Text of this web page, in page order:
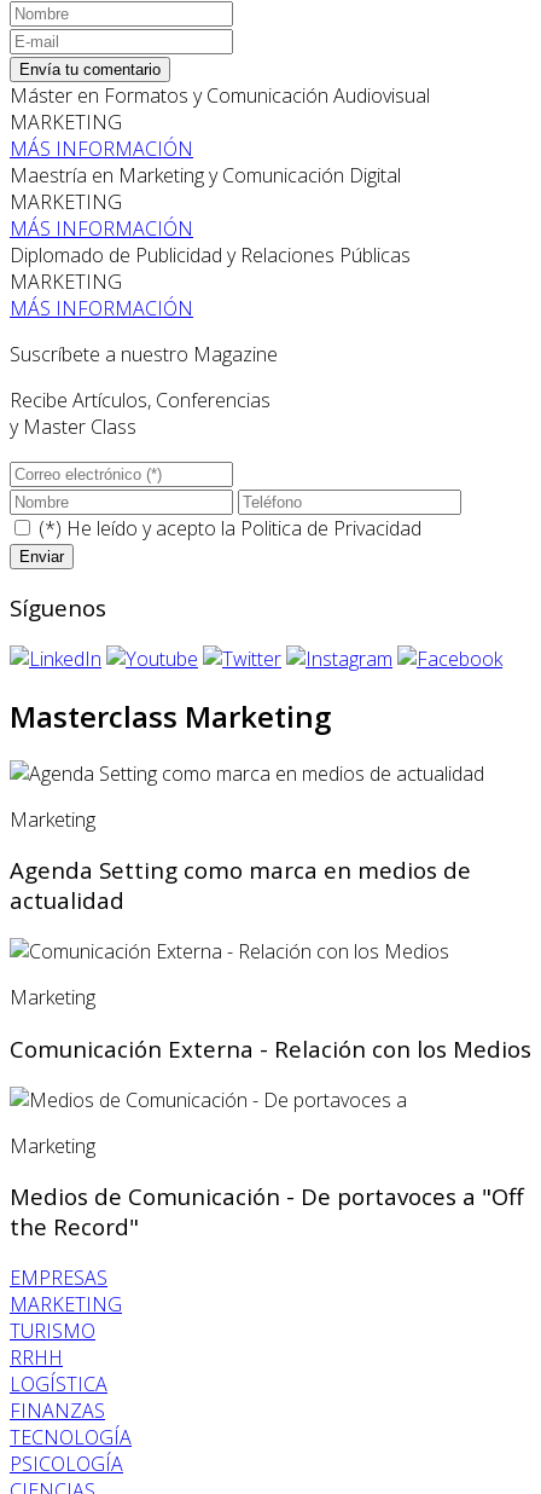
Envía tu comentario
Máster en Formatos y Comunicación Audiovisual
MARKETING
MÁS INFORMACIÓN
Maestría en Marketing y Comunicación Digital
MARKETING
MÁS INFORMACIÓN
Diplomado de Publicidad y Relaciones Públicas
MARKETING
MÁS INFORMACIÓN
Suscríbete a nuestro Magazine
Recibe Artículos, Conferencias
y Master Class
(*) He leído y acepto la Politica de Privacidad
Síguenos
Masterclass Marketing
Marketing
Agenda Setting como marca en medios de
actualidad
Marketing
Comunicación Externa - Relación con los Medios
Marketing
Medios de Comunicación - De portavoces a "Off
the Record"
EMPRESAS
MARKETING
TURISMO
RRHH
LOGÍSTICA
FINANZAS
TECNOLOGÍA
PSICOLOGÍA